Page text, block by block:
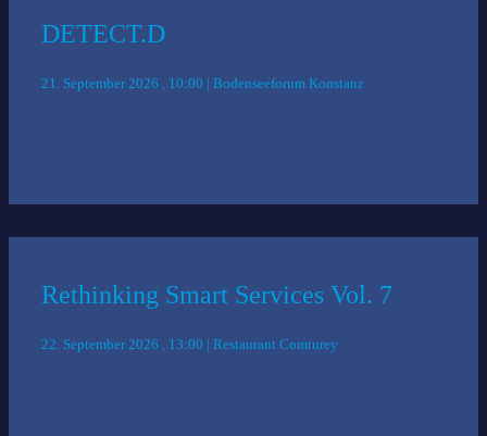
DETECT.D
21. September 2026 , 10:00 | Bodenseeforum Konstanz
Rethinking Smart Services Vol. 7
22. September 2026 , 13:00 | Restaurant Comturey